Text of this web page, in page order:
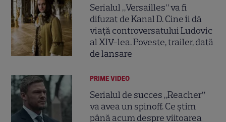
Serialul „Versailles” va fi
difuzat de Kanal D. Cine îi dă
viață controversatului Ludovic
al XIV-lea. Poveste, trailer, dată
de lansare
PRIME VIDEO
Serialul de succes „Reacher”
va avea un spinoff. Ce știm
până acum despre viitoarea